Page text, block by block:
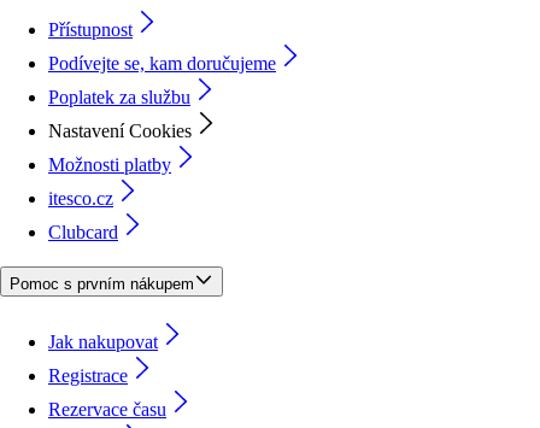
Přístupnost
Podívejte se, kam doručujeme
Poplatek za službu
Nastavení Cookies
Možnosti platby
itesco.cz
Clubcard
Pomoc s prvním nákupem
Jak nakupovat
Registrace
Rezervace času